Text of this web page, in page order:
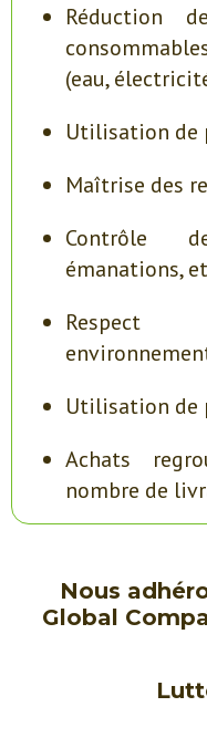
Réduction
(eau,
Utilisation de
Maîtrise des
Contrôle
émanations,
Respect
Utilisation de
Achats
nombre de
Nous
Global